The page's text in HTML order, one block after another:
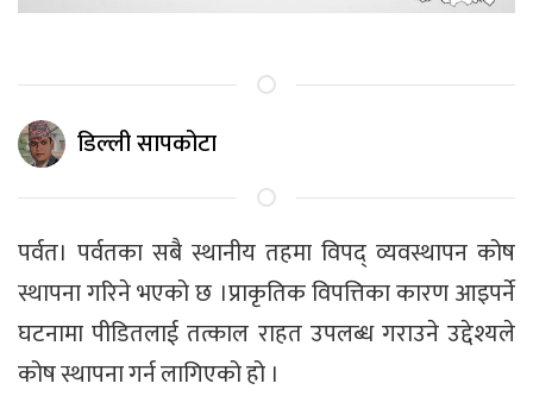
डिल्ली सापकोटा
पर्वत। पर्वतका सबै स्थानीय तहमा विपद् व्यवस्थापन कोष
स्थापना गरिने भएको छ ।प्राकृतिक विपत्तिका कारण आइपर्ने
घटनामा पीडितलाई तत्काल राहत उपलब्ध गराउने उद्देश्यले
कोष स्थापना गर्न लागिएको हो ।